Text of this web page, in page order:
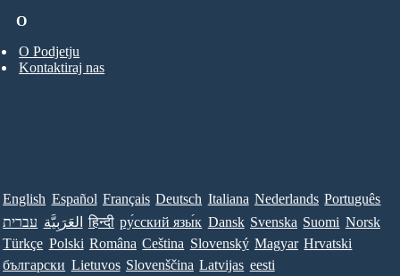
O
O Podjetju
Kontaktiraj nas
English Español Français Deutsch Italiana Nederlands Português
עברית العَرَبِيَّة हिन्दी ру́сский язы́к Dansk Svenska Suomi Norsk
Türkçe Polski Româna Ceština Slovenský Magyar Hrvatski
български Lietuvos Slovenščina Latvijas eesti